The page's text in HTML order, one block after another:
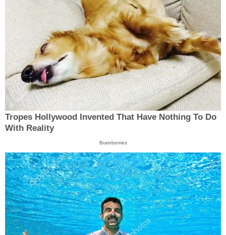
Tropes Hollywood Invented That Have Nothing To Do
With Reality
Brainberries